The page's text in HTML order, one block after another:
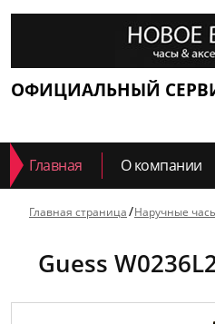
ОФИЦИАЛЬНЫЙ
Главная О компании
Главная страница Наручные
Guess